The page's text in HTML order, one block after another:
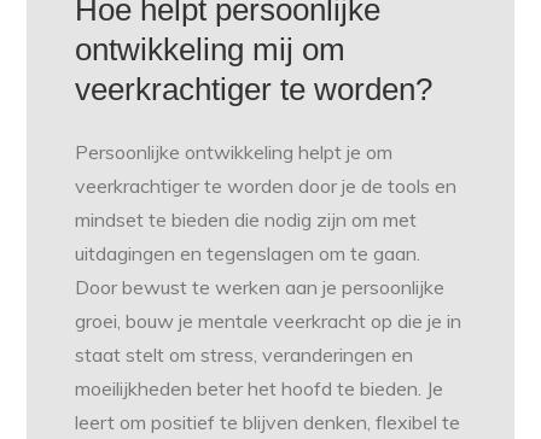
Hoe helpt persoonlijke
ontwikkeling mij om
veerkrachtiger te worden?
Persoonlijke ontwikkeling helpt je om
veerkrachtiger te worden door je de tools en
mindset te bieden die nodig zijn om met
uitdagingen en tegenslagen om te gaan.
Door bewust te werken aan je persoonlijke
groei, bouw je mentale veerkracht op die je in
staat stelt om stress, veranderingen en
moeilijkheden beter het hoofd te bieden. Je
leert om positief te blijven denken, flexibel te